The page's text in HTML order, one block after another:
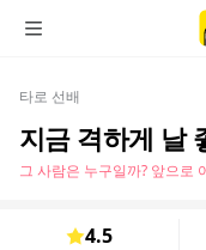
타로 선배
지금 격하게 날
그 사람은 누구일까? 앞으로
4.5